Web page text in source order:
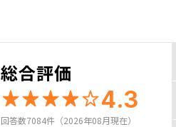
総合評価
4.3
回答数7084件（2026年08月現在）